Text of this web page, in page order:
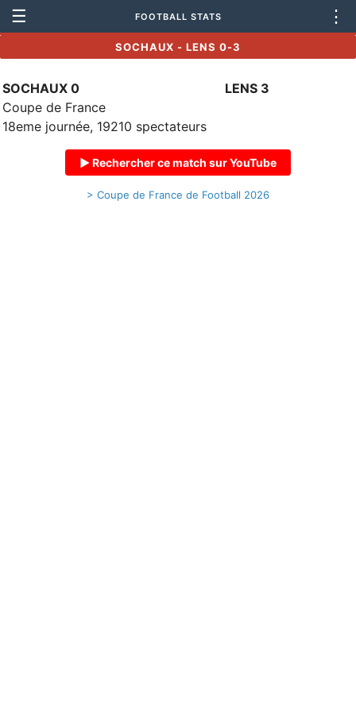
☰ FOOTBALL STATS ⋮
SOCHAUX - LENS 0-3
SOCHAUX 0
LENS 3
Coupe de France
18eme journée, 19210 spectateurs
▶ Rechercher ce match sur YouTube
> Coupe de France de Football 2026